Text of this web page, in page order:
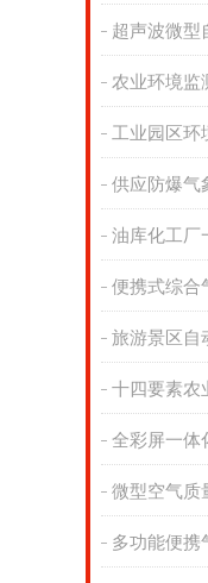
超声波微型
农业环境监
工业园区环
供应防爆气
油库化工厂
便携式综合
旅游景区自
十四要素农
全彩屏一体
微型空气质
多功能便携